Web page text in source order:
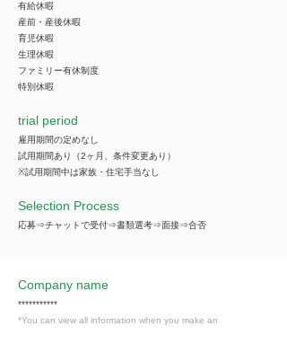
有給休暇
産前・産後休暇
育児休暇
生理休暇
ファミリー有休制度
特別休暇
trial period
雇用期間の定めなし
試用期間あり（2ヶ月、条件変更あり）
※試用期間中は家族・住宅手当なし
Selection Process
応募⇒チャットで受付⇒書類選考⇒面接⇒合否
Company name
***********
*You can view all information when you make an